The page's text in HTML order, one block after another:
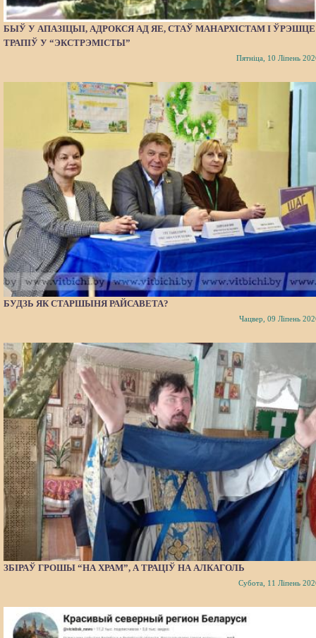
БЫЎ У АПАЗІЦЫІ, АДРОКСЯ АД ЯЕ, СТАЎ МАНАРХІСТАМ І ЎРЭШЦЕ
ТРАПІЎ У “ЭКСТРЭМІСТЫ”
Пятніца, 10 Ліпень
БУДЗЬ ЯК СТАРШЫНЯ РАЙСАВЕТА?
Чацвер, 09 Ліпень
ЗБІРАЎ ГРОШЫ “НА ХРАМ”, А ТРАЦІЎ НА АЛКАГОЛЬ
Субота, 11 Ліпень